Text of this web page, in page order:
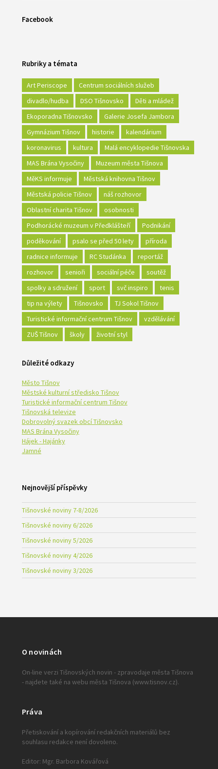
Facebook
Rubriky a témata
Art Periscope
Centrum sociálních služeb
divadlo/hudba
DSO Tišnovsko
Děti a mládež
Ekoporadna Tišnovsko
Galerie Josefa Jambora
Gymnázium Tišnov
historie
kalendárium
koronavirus
kultura
Malá encyklopedie Tišnovska
MAS Brána Vysočiny
Muzeum města Tišnova
MěKS informuje
Městská knihovna Tišnov
Městská policie Tišnov
náš rozhovor
Oblastní charita Tišnov
osobnosti
Podhorácké muzeum v Předklášteří
Podnikání
poděkování
psalo se před 50 lety
příroda
radnice informuje
RC Studánka
reportáž
rozhovor
senioři sociální péče
soutěž
spolky a sdružení
sport svč inspiro
tenis
tip na výlety
Tišnovsko
TJ Sokol Tišnov
Turistické informační centrum Tišnov
vzdělávání
ZUŠ Tišnov
školy životní styl
Důležité odkazy
Město Tišnov
Městské kulturní středisko Tišnov
Turistické informační centrum Tišnov
Tišnovská televize
Dobrovolný svazek obcí Tišnovsko
MAS Brána Vysočiny
Hájek - Hajánky
Jamné
Nejnovější příspěvky
Tišnovské noviny 7-8/2026
Tišnovské noviny 6/2026
Tišnovské noviny 5/2026
Tišnovské noviny 4/2026
Tišnovské noviny 3/2026
O novinách
On-line verzi Tišnovských novin - zpravodaje města Tišnova
- najdete také na webu města Tišnova (www.tisnov.cz).
Práva
Přetiskování a kopírování redakčních materiálů bez
souhlasu redakce není dovoleno.
Editor: Mgr. Barbora Kovářová